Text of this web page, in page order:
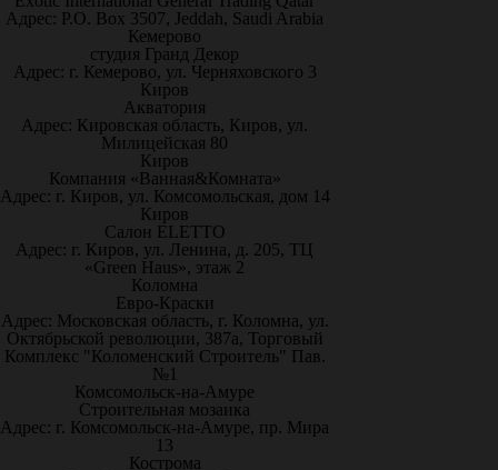
Адрес: P.O. Box 3507, Jeddah, Saudi Arabia
Кемерово
студия Гранд Декор
Адрес: г. Кемерово, ул. Черняховского 3
Киров
Акватория
Адрес: Кировская область, Киров, ул.
Милицейская 80
Киров
Компания «Ванная&Комната»
Адрес: г. Киров, ул. Комсомольская, дом 14
Киров
Салон ELETTO
Адрес: г. Киров, ул. Ленина, д. 205, ТЦ
«Green Haus», этаж 2
Коломна
Евро-Краски
Адрес: Московская область, г. Коломна, ул.
Октябрьской революции, 387а, Торговый
Комплекс "Коломенский Строитель" Пав.
№1
Комсомольск-на-Амуре
Строительная мозаика
Адрес: г. Комсомольск-на-Амуре, пр. Мира
13
Кострома